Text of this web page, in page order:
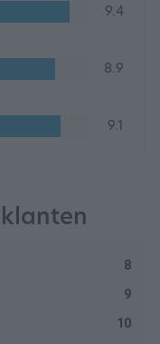
9.4
8.9
9.1
8
9
10